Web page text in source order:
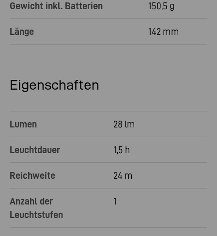
Gewicht inkl. Batterien 150,5 g
Länge 142 mm
Eigenschaften
Lumen 28 lm
Leuchtdauer 1,5 h
Reichweite 24 m
Anzahl der
Leuchtstufen
1